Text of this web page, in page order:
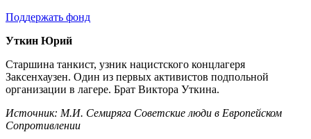
Поддержать фонд
Уткин Юрий
Старшина танкист, узник нацистского концлагеря
Заксенхаузен. Один из первых активистов подпольной
организации в лагере. Брат Виктора Уткина.
Источник: М.И. Семиряга Советские люди в Европейском
Сопротивлении